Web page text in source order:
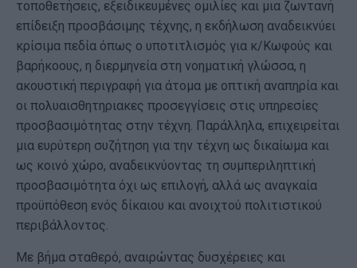
τοποθετήσεις, εξειδικευμένες ομιλίες και μια ζωντανή
επίδειξη προσβάσιμης τέχνης, η εκδήλωση αναδεικνύει
κρίσιμα πεδία όπως ο υποτιτλισμός για κ/Κωφούς και
βαρήκοους, η διερμηνεία στη νοηματική γλώσσα, η
ακουστική περιγραφή για άτομα με οπτική αναπηρία και
οι πολυαισθητηριακες προσεγγίσεις στις υπηρεσίες
προσβασιμότητας στην τέχνη. Παράλληλα, επιχειρείται
μια ευρύτερη συζήτηση για την τέχνη ως δικαίωμα και
ως κοινό χώρο, αναδεικνύοντας τη συμπεριληπτική
προσβασιμότητα όχι ως επιλογή, αλλά ως αναγκαία
προϋπόθεση ενός δίκαιου και ανοιχτού πολιτιστικού
περιβάλλοντος.
Με βήμα σταθερό, αναιρώντας δυσχέρειες και